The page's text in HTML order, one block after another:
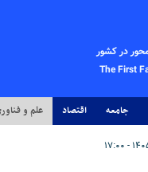
در کشور
The First
جامعه اقتصاد علم و